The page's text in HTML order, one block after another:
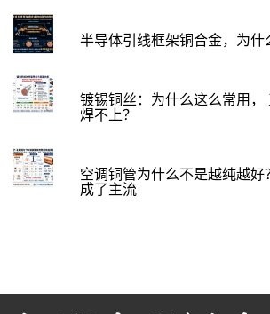
半导体引线框架铜合金，为什
镀锡铜丝：为什么这么常用
焊不上？
空调铜管为什么不是越纯越
成了主流